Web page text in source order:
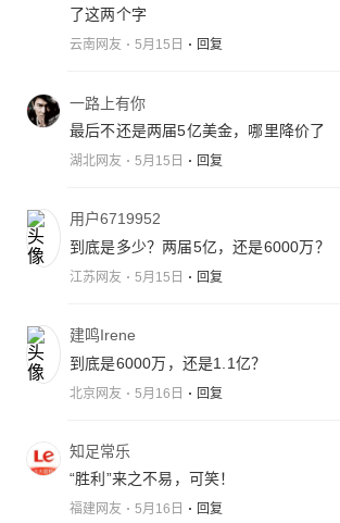
了这两个字
云南网友 5月15日 回复
一路上有你
最后不还是两届5亿美金，哪里降价了
湖北网友 5月15日 回复
用户6719952
到底是多少？两届5亿，还是6000万？
江苏网友 5月15日 回复
建鸣Irene
到底是6000万，还是1.1亿？
北京网友 5月16日 回复
知足常乐
“胜利”来之不易，可笑！
福建网友 5月16日 回复